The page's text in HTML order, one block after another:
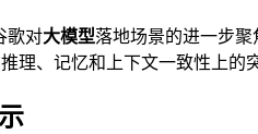
歌对大模型落地场景的进一步聚
理、记忆和上下文一致性上的